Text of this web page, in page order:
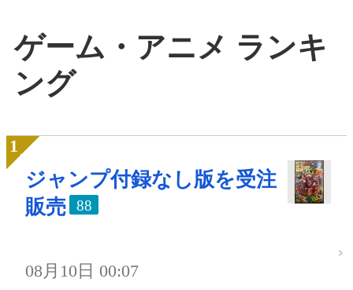
ゲーム・アニメ ランキ
ング
ジャンプ付録なし版を受注
販売
88
08月10日 00:07